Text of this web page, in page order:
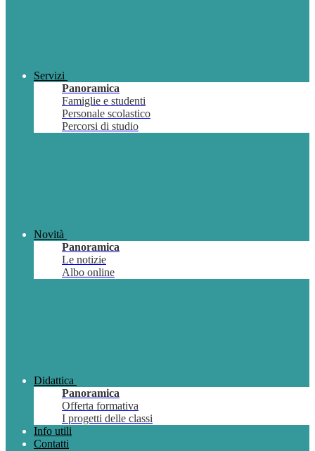
Servizi
Panoramica
Famiglie e studenti
Personale scolastico
Percorsi di studio
Novità
Panoramica
Le notizie
Albo online
Didattica
Panoramica
Offerta formativa
I progetti delle classi
Info utili
Contatti